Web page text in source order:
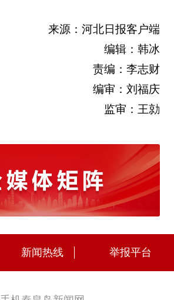
来源：河北日报客户端
编辑：韩冰
责编：李志财
编审：刘福庆
监审：王勍
新闻热线 举报平台